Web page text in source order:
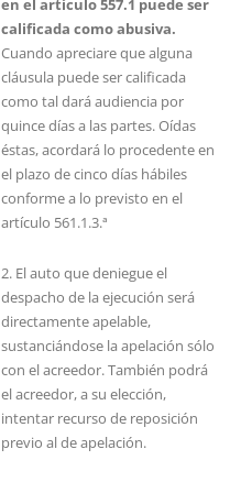
en el artículo 557.1 puede ser
calificada como abusiva.
Cuando apreciare que alguna
cláusula puede ser calificada
como tal dará audiencia por
quince días a las partes. Oídas
éstas, acordará lo procedente en
el plazo de cinco días hábiles
conforme a lo previsto en el
artículo 561.1.3.ª
2. El auto que deniegue el
despacho de la ejecución será
directamente apelable,
sustanciándose la apelación sólo
con el acreedor. También podrá
el acreedor, a su elección,
intentar recurso de reposición
previo al de apelación.